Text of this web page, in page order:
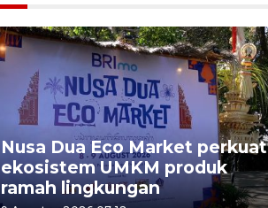
Nusa Dua Eco Market perkuat
ekosistem UMKM produk
ramah lingkungan